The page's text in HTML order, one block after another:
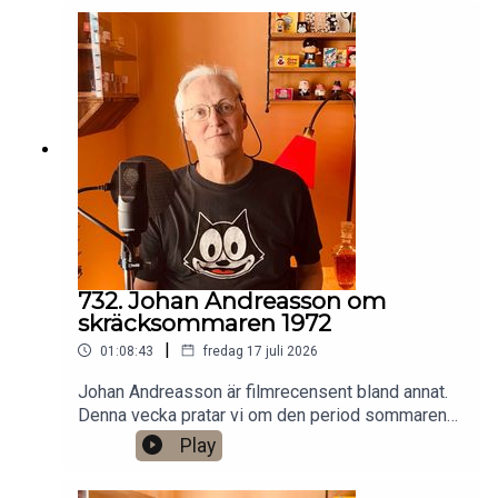
https://www.patreon.com/arkivsamtalFestar! Ny
turné med Simon Gärdenfors och Anton
Magnusson 2026.Jag har andra standupgig i bl.a.
Stockholm. Min film Serietecknaren finns nu på
VHS SF
Anytime!https://www.gardenfors.comSwish:
0760724728X: @gardenforsInstagram:
@gardenfors
732. Johan Andreasson om
skräcksommaren 1972
01:08:43 | fredag 17 juli 2026
Johan Andreasson är filmrecensent bland annat.
Denna vecka pratar vi om den period sommaren
1972 då SVT sände åtta klassiska svartvita
skräckfilmer från 1930-talet, som Dracula,
Play